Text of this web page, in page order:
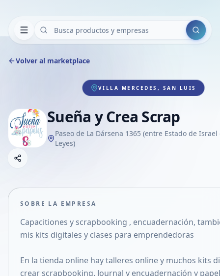
Buscar
Volver al marketplace
VILLA MERCEDES, SAN LUIS
Sueña y Crea Scrap
Paseo de La Dársena 1365 (entre Estado de
Leyes)
Compartir empresa
Compartir en X
SOBRE LA EMPRESA
Capacitiones y scrapbooking , encuadernación,
mis kits digitales y clases para emprendedoras
En la tienda online hay talleres online y muchos kits
crear scrapbooking. Journal y encuadernación y